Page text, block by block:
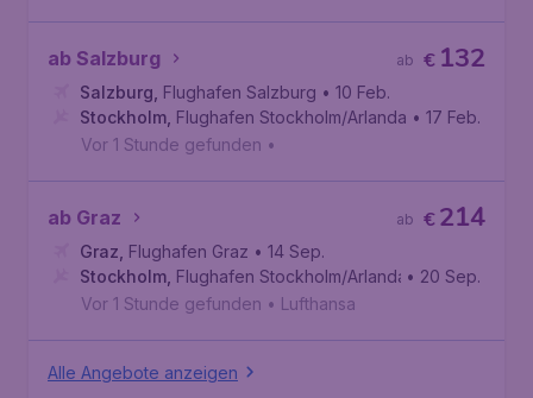
ab Salzburg € 132
ab
Salzburg Flughafen Salzburg • 10 Feb.
Stockholm Flughafen Stockholm/Arlanda • 17 Feb.
Vor 1 Stunde gefunden •
ab Graz €214
ab
Graz Flughafen Graz • 14 Sep.
Stockholm Flughafen Stockholm/Arlanda • 20 Sep.
Vor 1 Stunde gefunden • Lufthansa
Alle Angebote anzeigen